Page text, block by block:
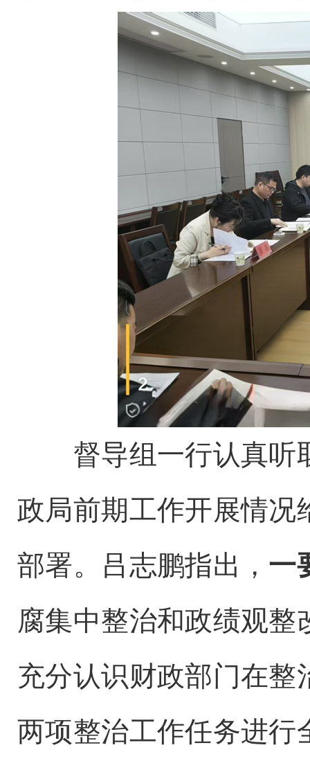
督导组一行认真听
政局前期工作开展情况
部署。吕志鹏指出， 一
腐集中整治和政绩观
充分认识财政部门在
两项整治工作任务进行